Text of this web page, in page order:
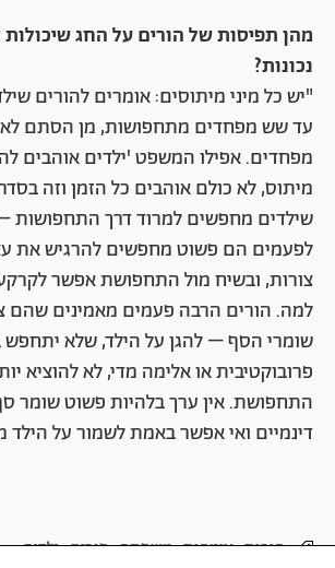
מהן תפיסות של הורים על החג שיכולות
נכונות?
"יש כל מיני מיתוסים: אומרים להורים
עד שש מפחדים מתחפושות, מן הסתם לא
מפחדים. אפילו המשפט 'ילדים אוהבים
מיתוס, לא כולם אוהבים כל הזמן וזה
שילדים מחפשים למרוד דרך התחפושות
לפעמים הם פשוט מחפשים להרגיש את
צורות, ובשיח מול התחפושת אפשר
למה. הורים הרבה פעמים מאמינים שהם
שומרי הסף – להגן על הילד, שלא יתחפש
פרובוקטיבית או אלימה מדי, לא להוציא
התחפושת. אין ערך בלהיות פשוט שומר
דינמיים ואי אפשר באמת לשמור על הילד
הורות אימהות משפחה פורים ילדים